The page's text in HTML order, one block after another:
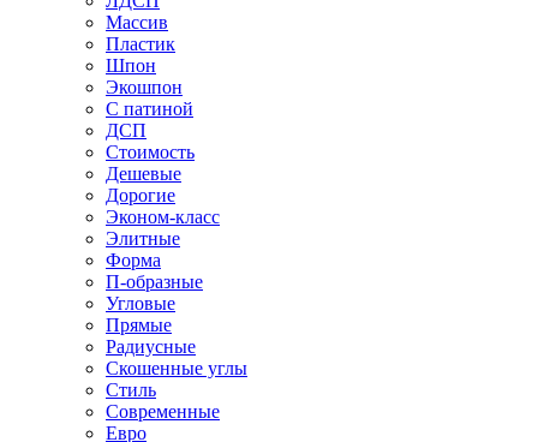
Массив
Пластик
Шпон
Экошпон
С патиной
ДСП
Стоимость
Дешевые
Дорогие
Эконом-класс
Элитные
Форма
П-образные
Угловые
Прямые
Радиусные
Скошенные углы
Стиль
Современные
Евро